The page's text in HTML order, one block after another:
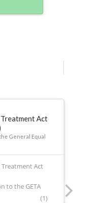
Act
General Equal
Treatment Act
to the GETA
(1)